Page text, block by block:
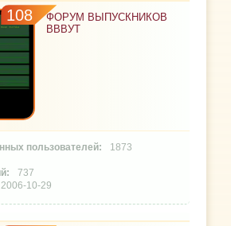
108
ФОРУМ ВЫПУСКНИКОВ
ВВВУТ
1873
737
2006-10-29